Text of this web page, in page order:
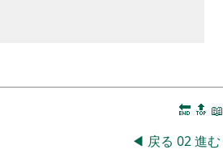
🔚 🔝 📖
◀ 戻る 02進む